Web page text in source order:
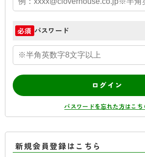
必須 パスワード
ログイン
パスワードを忘れた方はこ
新規会員登録はこちら